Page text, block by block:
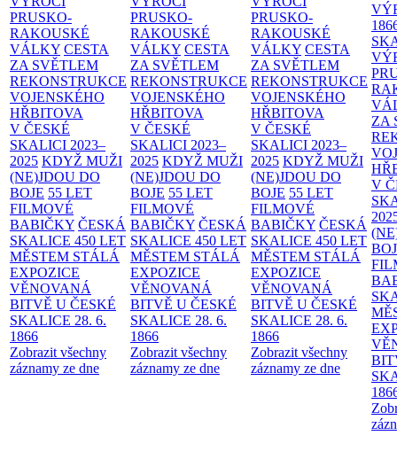
PRUSKO-
RAKOUSKÉ
VÁLKY CESTA
ZA SVĚTLEM
REKONSTRUKCE
VOJENSKÉHO
HŘBITOVA
V ČESKÉ
SKALICI 2023–
2025 KDYŽ MUŽI
(NE)JDOU DO
BOJE 55 LET
FILMOVÉ
BABIČKY ČESKÁ
SKALICE 450 LET
MĚSTEM STÁLÁ
EXPOZICE
VĚNOVANÁ
BITVĚ U ČESKÉ
SKALICE 28. 6.
1866
Zobrazit všechny
záznamy ze dne
PRUSKO-
RAKOUSKÉ
VÁLKY CESTA
ZA SVĚTLEM
REKONSTRUKCE
VOJENSKÉHO
HŘBITOVA
V ČESKÉ
SKALICI 2023–
2025 KDYŽ MUŽI
(NE)JDOU DO
BOJE 55 LET
FILMOVÉ
BABIČKY ČESKÁ
SKALICE 450 LET
MĚSTEM STÁLÁ
EXPOZICE
VĚNOVANÁ
BITVĚ U ČESKÉ
SKALICE 28. 6.
1866
Zobrazit všechny
záznamy ze dne
PRUSKO-
RAKOUSKÉ
VÁLKY CESTA
ZA SVĚTLEM
REKONSTRUKCE
VOJENSKÉHO
HŘBITOVA
V ČESKÉ
SKALICI 2023–
2025 KDYŽ MUŽI
(NE)JDOU DO
BOJE 55 LET
FILMOVÉ
BABIČKY ČESKÁ
SKALICE 450 LET
MĚSTEM STÁLÁ
EXPOZICE
VĚNOVANÁ
BITVĚ U ČESKÉ
SKALICE 28. 6.
1866
Zobrazit všechny
záznamy ze dne
ZA
V